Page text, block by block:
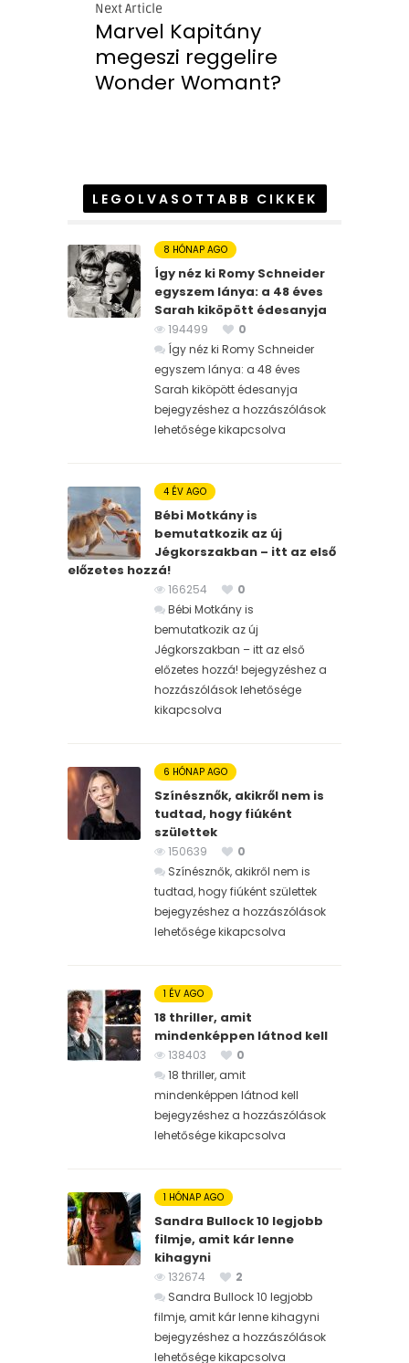
Next Article
Marvel Kapitány
megeszi reggelire
Wonder Womant?
LEGOLVASOTTABB CIKKEK
8 HÓNAP AGO
Így néz ki Romy Schneider
egyszem lánya: a 48 éves
Sarah kiköpött édesanyja
194499
0
Így néz ki Romy Schneider
egyszem lánya: a 48 éves
Sarah kiköpött édesanyja
bejegyzéshez a hozzászólások
lehetősége kikapcsolva
4 ÉV AGO
Bébi Motkány is
bemutatkozik az új
Jégkorszakban – itt az első
előzetes hozzá!
166254
0
Bébi Motkány is
bemutatkozik az új
Jégkorszakban – itt az első
előzetes hozzá! bejegyzéshez a
hozzászólások lehetősége
kikapcsolva
6 HÓNAP AGO
Színésznők, akikről nem is
tudtad, hogy fiúként
születtek
150639
0
Színésznők, akikről nem is
tudtad, hogy fiúként születtek
bejegyzéshez a hozzászólások
lehetősége kikapcsolva
1 ÉV AGO
18 thriller, amit
mindenképpen látnod kell
138403
0
18 thriller, amit
mindenképpen látnod kell
bejegyzéshez a hozzászólások
lehetősége kikapcsolva
1 HÓNAP AGO
Sandra Bullock 10 legjobb
filmje, amit kár lenne
kihagyni
132674
2
Sandra Bullock 10 legjobb
filmje, amit kár lenne kihagyni
bejegyzéshez a hozzászólások
lehetősége kikapcsolva